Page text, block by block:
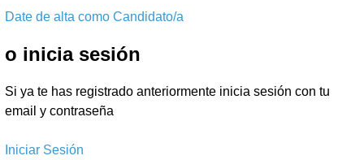
Date de alta como Candidato/a
o inicia sesión
Si ya te has registrado anteriormente inicia sesión con tu
email y contraseña
Iniciar Sesión